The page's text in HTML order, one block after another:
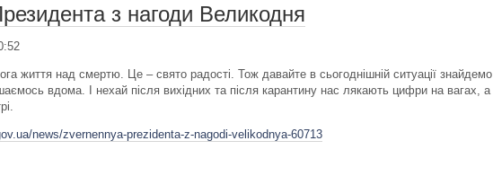
з нагоди Великодня
життя над смертю. Це – свято радості. Тож давайте в сьогоднішній ситуації знайдемо
вдома. І нехай після вихідних та після карантину нас лякають цифри на вагах, а
news/zvernennya-prezidenta-z-nagodi-velikodnya-60713